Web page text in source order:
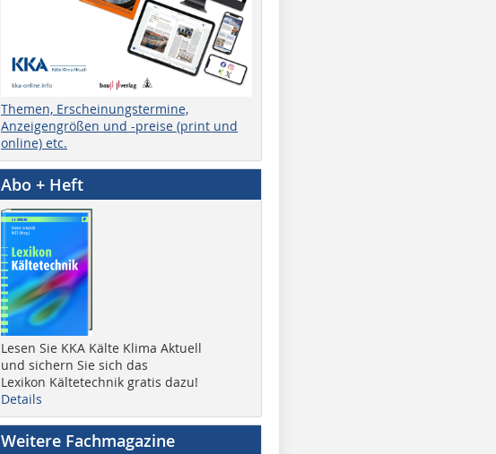
Themen, Erscheinungstermine,
Anzeigengrößen und -preise (print und
online) etc.
Abo + Heft
Lesen Sie KKA Kälte Klima Aktuell
und sichern Sie sich das
Lexikon Kältetechnik gratis dazu!
Details
Weitere Fachmagazine